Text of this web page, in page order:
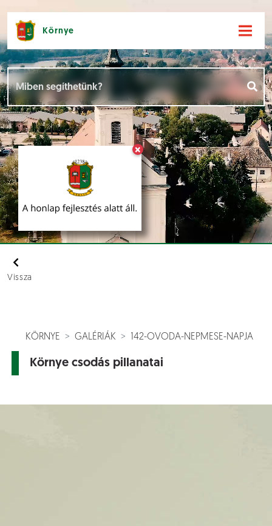
×
Környe
Vissza
KÖRNYE GALÉRIÁK 142-OVODA-NEPMESE-NAPJA
Környe csodás pillanatai
Hírek [
Események []
Dokumentumok []
Aloldalak [ ]